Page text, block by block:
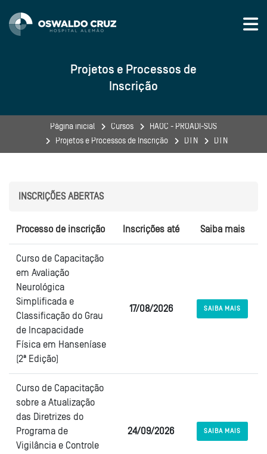
Projetos e Processos de
Inscrição
Página inicial Cursos
HAOC - PROADI-SUS
Projetos e Processos de Inscrição
DTN DTN
INSCRIÇÕES ABERTAS
Processo de inscrição Inscrições até Saiba mais
Curso de Capacitação
em Avaliação
Neurológica
Simplificada e
Classificação do Grau
de Incapacidade
Física em Hanseníase
(2ª Edição)
17/08/2026 SAIBA MAIS
Curso de Capacitação
sobre a Atualização
das Diretrizes do
Programa de
Vigilância e Controle
24/09/2026 SAIBA MAIS